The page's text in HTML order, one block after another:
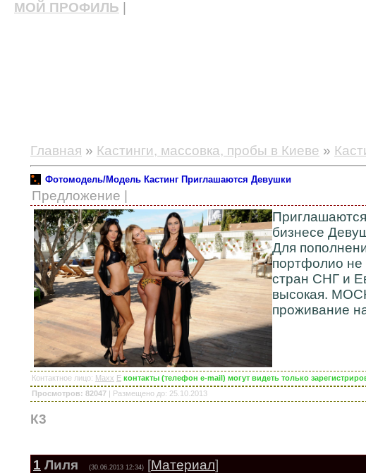
МОЙ ПРОФИЛЬ
Главная » Кастинги, массовка, пробы в Киеве »
Фотомодель/Модель Кастинг Приглашаются Девушки
Предложение |
бизнесе
Для
портфолио не
стран СНГ и
высокая.
проживание
Контактное лицо: Maxx E контакты (телефон e-mail) могут видеть только
Просмотров: 82047 | Размещено до: 25.10.2013
К3
1 Лиля (30.06.2013 12:34) [Материал]